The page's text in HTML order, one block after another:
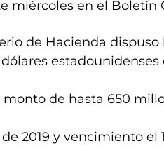
miércoles en el Boletín
de Hacienda dispuso
dólares
monto de hasta 650
2019 y vencimiento el